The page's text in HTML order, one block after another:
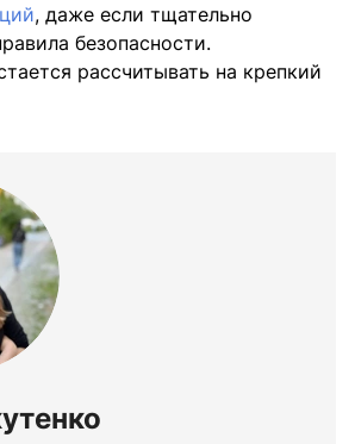
, даже если тщательно
безопасности.
рассчитывать на крепкий